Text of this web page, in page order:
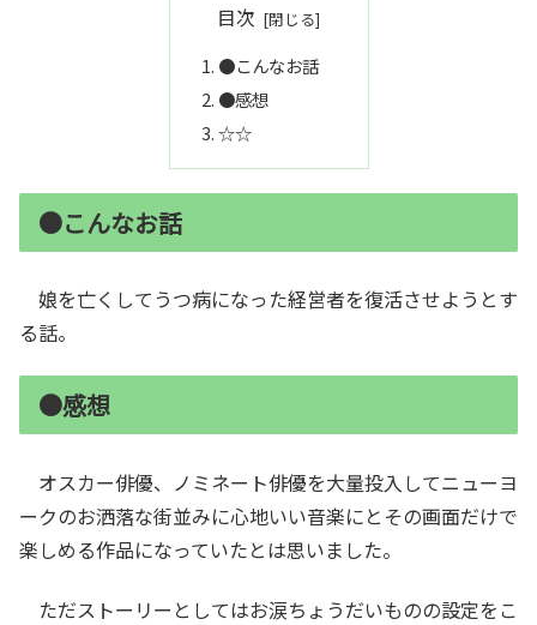
目次
●こんなお話
●感想
☆☆
●こんなお話
娘を亡くしてうつ病になった経営者を復活させようとす
る話。
●感想
オスカー俳優、ノミネート俳優を大量投入してニューヨ
ークのお洒落な街並みに心地いい音楽にとその画面だけで
楽しめる作品になっていたとは思いました。
ただストーリーとしてはお涙ちょうだいものの設定をこ